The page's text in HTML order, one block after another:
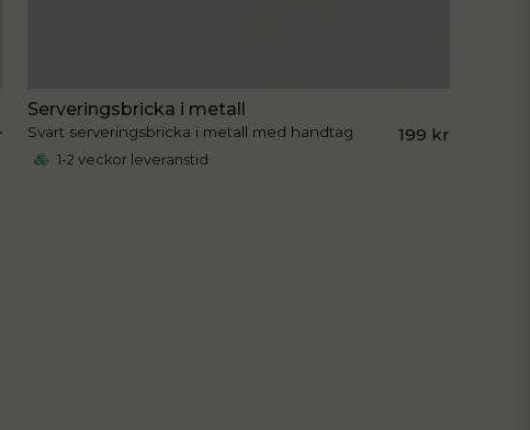
Serveringsbricka i metall
Svart serveringsbricka i metall med handtag 199 kr
1-2 veckor leveranstid